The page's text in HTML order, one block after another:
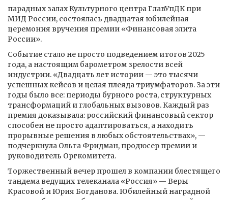
парадных залах Культурного центра ГлавУпДК при
МИД России, состоялась двадцатая юбилейная
церемония вручения премии «Финансовая элита
России».
Событие стало не просто подведением итогов 2025
года, а настоящим барометром зрелости всей
индустрии. «Двадцать лет истории — это тысячи
успешных кейсов и целая плеяда триумфаторов. За эти
годы было все: периоды бурного роста, структурных
трансформаций и глобальных вызовов. Каждый раз
премия доказывала: российский финансовый сектор
способен не просто адаптироваться, а находить
прорывные решения в любых обстоятельствах», —
подчеркнула Ольга Фридман, продюсер премии и
руководитель Оргкомитета.
Торжественный вечер прошел в компании блестящего
тандема ведущих телеканала «Россия» — Веры
Красовой и Юрия Богданова. Юбилейный наградной